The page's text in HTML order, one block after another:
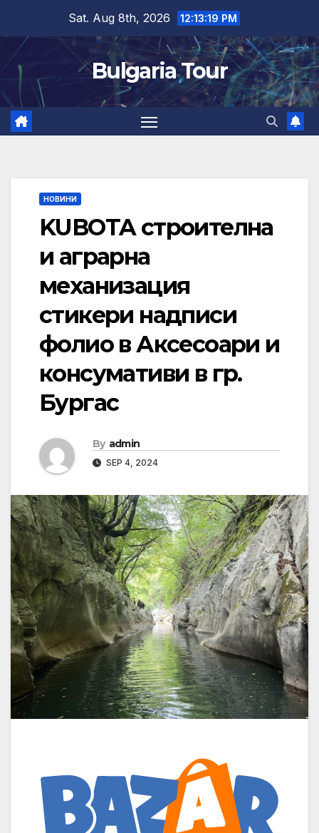
content
Sat. Aug 8th, 2026 12:13:20 PM
Bulgaria Tour
НОВИНИ
KUBOTA строителна
и аграрна
механизация
стикери надписи
фолио в Аксесоари и
консумативи в гр.
Бургас
By admin
SEP 4, 2024